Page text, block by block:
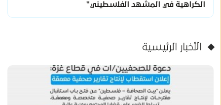
الكراهية في المشهد الفلسطيني"
الأخبار الرئيسية